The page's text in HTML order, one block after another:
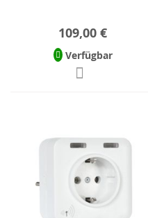
109,00 €
Verfügbar